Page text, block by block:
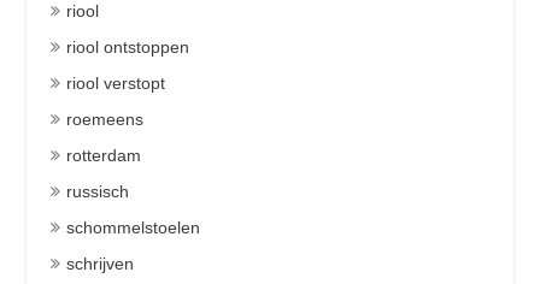
riool
riool ontstoppen
riool verstopt
roemeens
rotterdam
russisch
schommelstoelen
schrijven